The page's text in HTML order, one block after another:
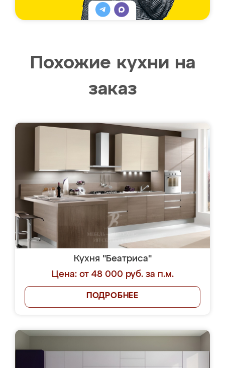
Похожие кухни на
заказ
Кухня "Беатриса"
Цена: от 48 000 руб. за п.м.
ПОДРОБНЕЕ